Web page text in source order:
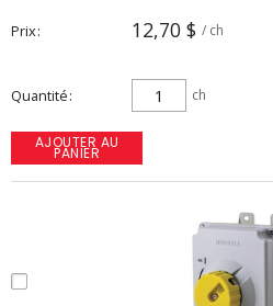
Prix 12,70 $ / ch
Quantité ch
AJOUTER AU
PANIER